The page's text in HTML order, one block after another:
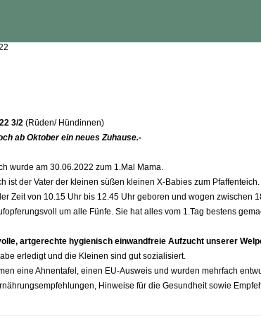
3/2 (Rüden/ Hündinnen)
ab Oktober ein neues Zuhause.-
wurde am 30.06.2022 zum 1.Mal Mama.
ist der Vater der kleinen süßen kleinen X-Babies zum Pfaffenteich.
Zeit von 10.15 Uhr bis 12.45 Uhr geboren und wogen zwischen
um alle Fünfe. Sie hat alles vom 1.Tag bestens
artgerechte hygienisch einwandfreie Aufzucht unserer
erledigt und die Kleinen sind gut sozialisiert.
eine Ahnentafel, einen EU-Ausweis und wurden mehrfach
Hinweise für die Gesundheit sowie